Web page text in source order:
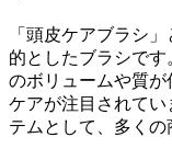
「頭皮ケアブラシ
的としたブラシで
のボリュームや質
ケアが注目されてい
テムとして、多くの